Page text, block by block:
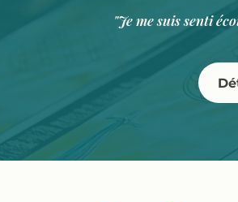
"Je me suis senti